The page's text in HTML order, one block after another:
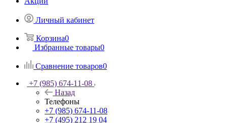
Личный кабинет
Корзина0
Избранные товары0
Сравнение товаров0
+7 (985) 674-11-08
Назад
Телефоны
+7 (985) 674-11-08
+7 (495) 212 19 04